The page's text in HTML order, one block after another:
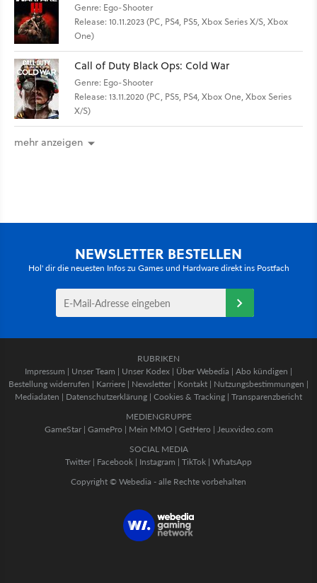
Genre: Ego-Shooter
Release: 10.11.2023 (PC, PS4, PS5, Xbox Series X/S, Xbox
One)
Call of Duty Black Ops: Cold War
Genre: Ego-Shooter
Release: 13.11.2020 (PC, PS5, PS4, Xbox One, Xbox Series
X/S)
mehr anzeigen
NEWSLETTER BESTELLEN
Hol' dir die neuesten Infos zu Games und Hardware direkt ins Postfach
RUBRIKEN
Impressum | Unser Team | Unser Kodex | Über Webedia | Abo kündigen |
Bestellung widerrufen | Karriere | Newsletter | Kontakt | Nutzungsbestimmungen |
Mediadaten | Datenschutzerklärung | Cookies & Tracking | Transparenzbericht
MEDIENGRUPPE
GameStar| GamePro | Mein MMO | GetHero | Jeuxvideo.com
SOCIAL MEDIA
Twitter | Facebook | Instagram | TikTok | WhatsApp
Copyright © Webedia - alle Rechte vorbehalten